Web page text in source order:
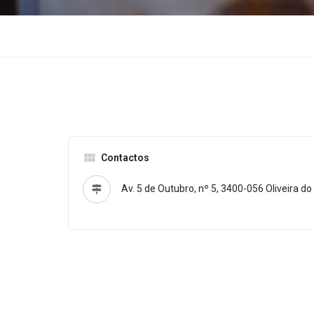
Contactos
Av. 5 de Outubro, nº 5, 3400-056 Oliveira